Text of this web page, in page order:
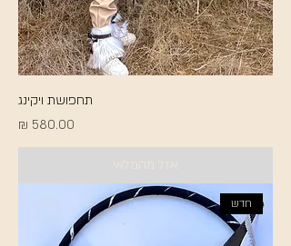
תחפושת ויקינג
מחיר
אזל מהמלאי
חדש